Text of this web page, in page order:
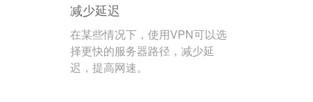
减少延迟
在某些情况下，使用VPN可以选
择更快的服务器路径，减少延
迟，提高网速。